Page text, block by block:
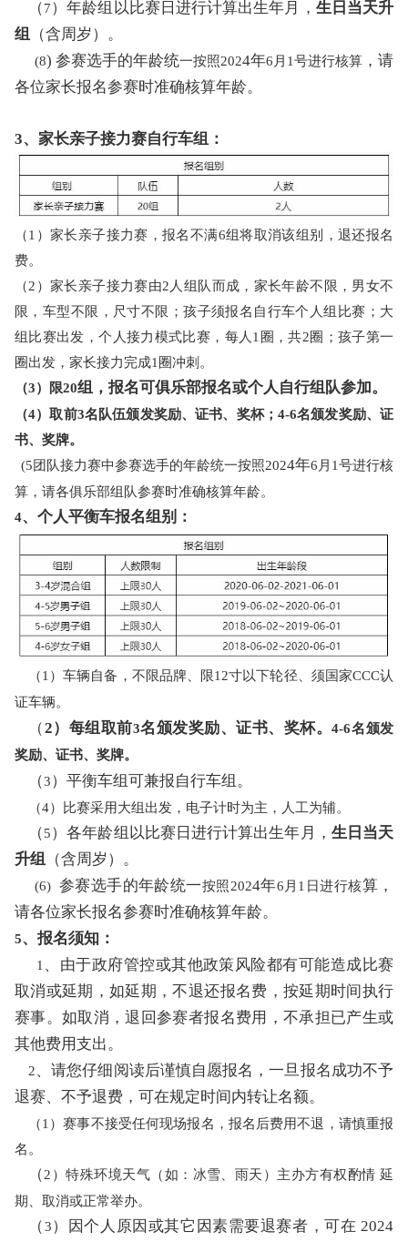
（7）年龄组以比赛日进行计算出生年月， 生日当天升
组 （含周岁）。
(8) 参赛选手的年龄统一按照2024年6 月 1号进行核算 ，请
各位家长报名参赛时准确核算年龄。
3、家长亲子接力赛自行车组：
（1）家长亲子接力赛，报名不满6组将取消该组别，退还报名
费。
（2）家长亲子接力赛由2人组队而成，家长年龄不限，男女不
限，车型不限，尺寸不限；孩子须报名自行车个人组比赛；大
组比赛出发，个人接力模式比赛，每人1圈，共2圈；孩子第一
圈出发，家长接力完成1圈冲刺。
（3）限20组，报名可俱乐部报名或个人自行组队参加。
（4）取前3名队伍颁发奖励、证书、奖杯；4-6名颁发奖励、证
书、奖牌。
(5团队接力赛中参赛选手的年龄统一按照2024年6月 1号进行核
算，请各俱乐部组队参赛时准确核算年龄。
4、个人平衡车报名组别：
（1）车辆自备，不限品牌、限12寸以下轮径、须国家CCC认
证车辆。
（2）每组取前3名颁发奖励、证书、奖杯。4-6名颁发
奖励、证书、奖牌。
（3）平衡车组可兼报自行车组。
（4）比赛采用大组出发，电子计时为主，人工为辅。
（5）各年龄组以比赛日进行计算出生年月， 生日当天
升组 （含周岁）。
(6) 参赛选手的年龄统一按照2024年6 月 1日进行核算，
请各位家长报名参赛时准确核算年龄。
5、报名须知：
1 、由于政府管控或其他政策风险都有可能造成比赛
取消或延期，如延期，不退还报名费，按延期时间执行
赛事。如取消，退回参赛者报名费用，不承担已产生或
其他费用支出。
2、请您仔细阅读后谨慎自愿报名，一旦报名成功不予
退赛、不予退费，可在规定时间内转让名额。
（1）赛事不接受任何现场报名，报名后费用不退，请慎重报
名。
（2 ）特殊环境天气（如：冰雪、雨天）主办方有权酌情 延
期、取消或正常举办。
（3）因个人原因或其它因素需要退赛者，可在 2024